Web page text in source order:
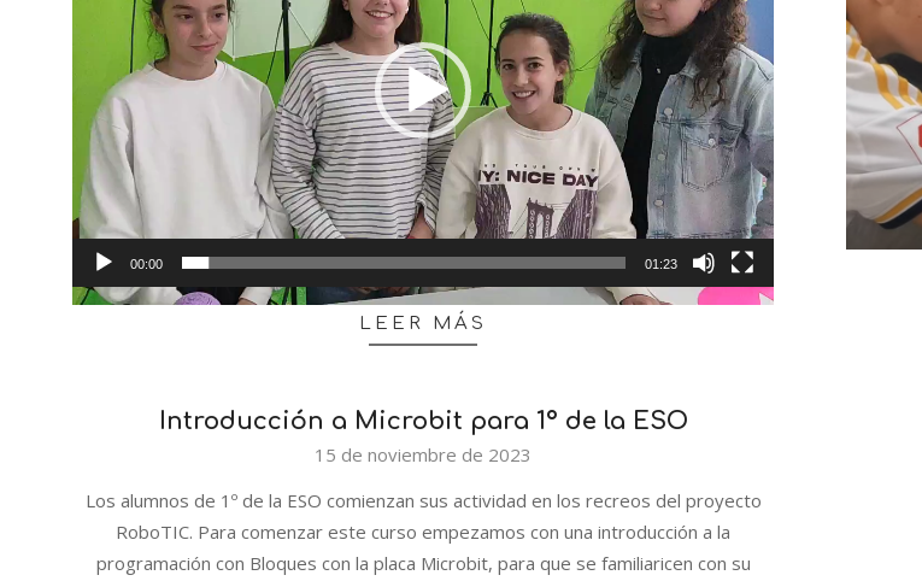
00:00 01:23
LEER MÁS
Introducción a Microbit para 1º de la ESO
15
15 de noviembre de 2023
Los alumnos de 1º de la ESO comienzan sus actividad en los recreos del proyecto
RoboTIC. Para comenzar este curso empezamos con una introducción a la
programación con Bloques con la placa Microbit, para que se familiaricen con su